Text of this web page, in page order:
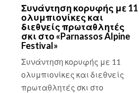
Συνάντηση κορυφής με 11
ολυμπιονίκες και
διεθνείς πρωταθλητές
σκι στο «Parnassos Alpine
Festival»
Συνάντηση κορυφής με 11
ολυμπιονίκες και διεθνείς
πρωταθλητές σκι στο